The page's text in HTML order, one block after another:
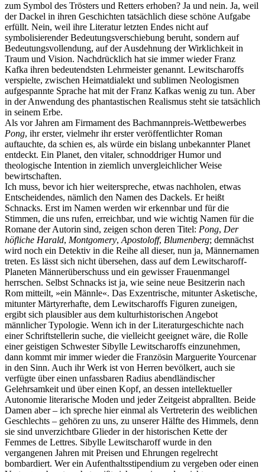
zum Symbol des Trösters und Retters erhoben? Ja und nein. Ja, weil
der Dackel in ihren Geschichten tatsächlich diese schöne Aufgabe
erfüllt. Nein, weil ihre Literatur letzten Endes nicht auf
symbolisierender Bedeutungsverschiebung beruht, sondern auf
Bedeutungsvollendung, auf der Ausdehnung der Wirklichkeit in
Traum und Vision. Nachdrücklich hat sie immer wieder Franz
Kafka ihren bedeutendsten Lehrmeister genannt. Lewitscharoffs
verspielte, zwischen Heimatdialekt und sublimen Neologismen
aufgespannte Sprache hat mit der Franz Kafkas wenig zu tun. Aber
in der Anwendung des phantastischen Realismus steht sie tatsächlich
in seinem Erbe.
Als vor Jahren am Firmament des Bachmannpreis-Wettbewerbes
Pong, ihr erster, vielmehr ihr erster veröffentlichter Roman
auftauchte, da schien es, als würde ein bislang unbekannter Planet
entdeckt. Ein Planet, den vitaler, schnoddriger Humor und
theologische Intention in ziemlich unvergleichlicher Weise
bewirtschaften.
Ich muss, bevor ich hier weiterspreche, etwas nachholen, etwas
Entscheidendes, nämlich den Namen des Dackels. Er heißt
Schnacks. Erst im Namen werden wir erkennbar und für die
Stimmen, die uns rufen, erreichbar, und wie wichtig Namen für die
Romane der Autorin sind, zeigen schon deren Titel: Pong, Der
höfliche Harald, Montgomery,Apostoloff, Blumenberg; demnächst
wird noch ein Detektiv in die Reihe all dieser, nun ja, Männernamen
treten. Es lässt sich nicht übersehen, dass auf dem Lewitscharoff-
Planeten Männerüberschuss und ein gewisser Frauenmangel
herrschen. Selbst Schnacks ist ja, wie seine neue Besitzerin nach
Rom mitteilt, »ein Männle«. Das Exzentrische, mitunter Asketische,
mitunter Märtyrerhafte, dem Lewitscharoffs Figuren zuneigen,
ergibt sich plausibler aus dem kulturhistorischen Angebot
männlicher Typologie. Wenn ich in der Literaturgeschichte nach
einer Schriftstellerin suche, die vielleicht geeignet wäre, die Rolle
einer geistigen Schwester Sibylle Lewitscharoffs einzunehmen,
dann kommt mir immer wieder die Französin Marguerite Yourcenar
in den Sinn. Auch ihr Werk ist von Herren bevölkert, auch sie
verfügte über einen unfassbaren Radius abendländischer
Gelehrsamkeit und über einen Kopf, an dessen intellektueller
Autonomie literarische Moden und jeder Zeitgeist abprallten. Beide
Damen aber – ich spreche hier einmal als Vertreterin des weiblichen
Geschlechts – gehören zu uns, zu unserer Hälfte des Himmels, denn
sie sind unverzichtbare Glieder in der historischen Kette der
Femmes de Lettres. Sibylle Lewitscharoff wurde in den
vergangenen Jahren mit Preisen und Ehrungen regelrecht
bombardiert. Wer ein Aufenthaltsstipendium zu vergeben oder einen